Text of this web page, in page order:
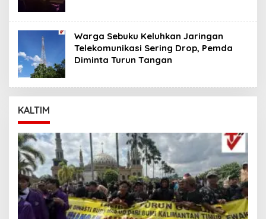
Warga Sebuku Keluhkan Jaringan
Telekomunikasi Sering Drop, Pemda
Diminta Turun Tangan
KALTIM